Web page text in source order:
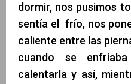
dormir, nos pusimos
sentía el frío, nos
caliente entre las
cuando se
calentarla y así,